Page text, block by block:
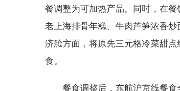
餐调整为可加热产品。同时，在
老上海排骨年糕、牛肉芦笋浓香
济舱方面，将原先三元格冷菜甜
食。
餐食调整后，东航沪京线餐食